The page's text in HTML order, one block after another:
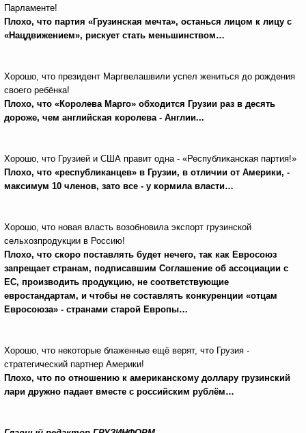
Парламенте!
Плохо, что партия «Грузинская мечта», останься лицом к лицу с
«Нацдвижением», рискует стать меньшинством…
Хорошо, что президент Маргвелашвили успел жениться до рождения
своего ребёнка!
Плохо, что «Королева Марго» обходится Грузии раз в десять
дороже, чем английская королева - Англии...
Хорошо, что Грузией и США правит одна - «Республиканская партия!»
Плохо, что «республиканцев» в Грузии, в отличии от Америки, -
максимум 10 членов, зато все - у кормила власти…
Хорошо, что новая власть возобновила экспорт грузинской
сельхозпродукции в Россию!
Плохо, что скоро поставлять будет нечего, так как Евросоюз
запрещает странам, подписавшим Соглашение об ассоциации с
ЕС, производить продукцию, не соответствующие
евростандартам, и чтобы не составлять конкуренции «отцам
Евросоюза» - странами старой Европы…
Хорошо, что некоторые блаженные ещё верят, что Грузия -
стратегический партнер Америки!
Плохо, что по отношению к американскому доллару грузинский
лари дружно падает вместе с российским рублём…